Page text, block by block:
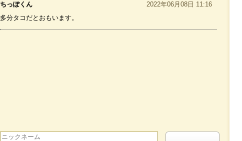
ちっぽくん
2022年06月08日 11:16
多分タコだとおもいます。